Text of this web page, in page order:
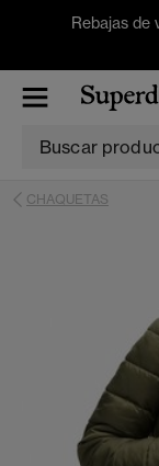
Rebajas de
CHAQUETAS